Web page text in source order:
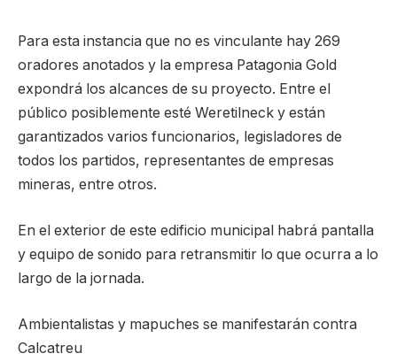
Para esta instancia que no es vinculante hay 269
oradores anotados y la empresa Patagonia Gold
expondrá los alcances de su proyecto. Entre el
público posiblemente esté Weretilneck y están
garantizados varios funcionarios, legisladores de
todos los partidos, representantes de empresas
mineras, entre otros.
En el exterior de este edificio municipal habrá pantalla
y equipo de sonido para retransmitir lo que ocurra a lo
largo de la jornada.
Ambientalistas y mapuches se manifestarán contra
Calcatreu